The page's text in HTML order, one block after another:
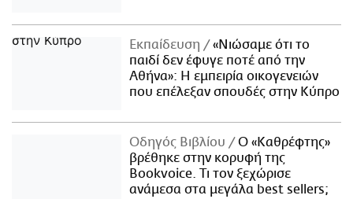
Εκπαίδευση
«Νιώσαμε ότι το
παιδί δεν έφυγε ποτέ από την
Αθήνα»: Η εμπειρία οικογενειών
που επέλεξαν σπουδές στην Κύπρο
Οδηγός Βιβλίου
Ο «Καθρέφτης»
βρέθηκε στην κορυφή της
Bookvoice. Τι τον ξεχώρισε
ανάμεσα στα μεγάλα best sellers;